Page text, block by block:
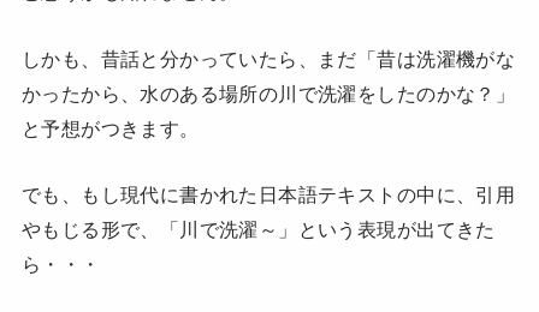
しかも、昔話と分かっていたら、まだ「昔は洗濯機がな
かったから、水のある場所の川で洗濯をしたのかな？」
と予想がつきます。
でも、もし現代に書かれた日本語テキストの中に、引用
やもじる形で、「川で洗濯～」という表現が出てきた
ら・・・